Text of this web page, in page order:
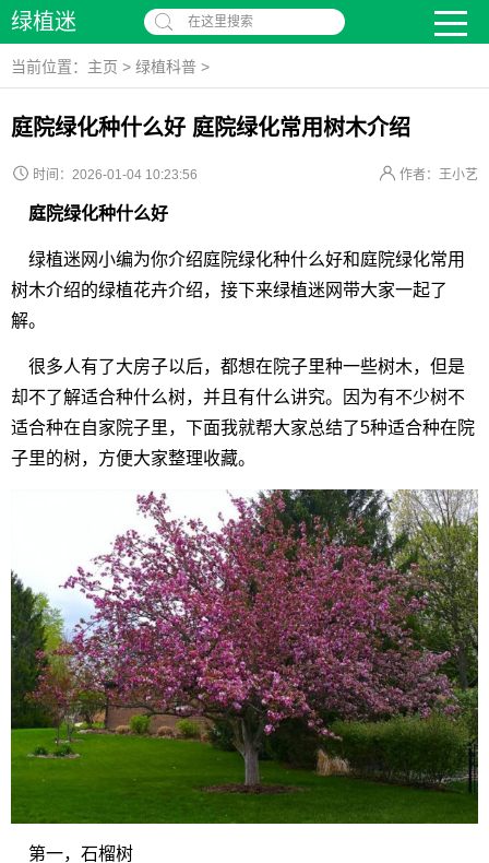
绿植迷 在这里搜索
当前位置： 主页 > 绿植科普 >
庭院绿化种什么好 庭院绿化常用树木介绍
时间：2026-01-04 10:23:56 作者：王小艺
庭院绿化种什么好
绿植迷网小编为你介绍庭院绿化种什么好和庭院绿化常用
树木介绍的绿植花卉介绍，接下来绿植迷网带大家一起了
解。
很多人有了大房子以后，都想在院子里种一些树木，但是
却不了解适合种什么树，并且有什么讲究。因为有不少树不
适合种在自家院子里，下面我就帮大家总结了5种适合种在院
子里的树，方便大家整理收藏。
第一，石榴树